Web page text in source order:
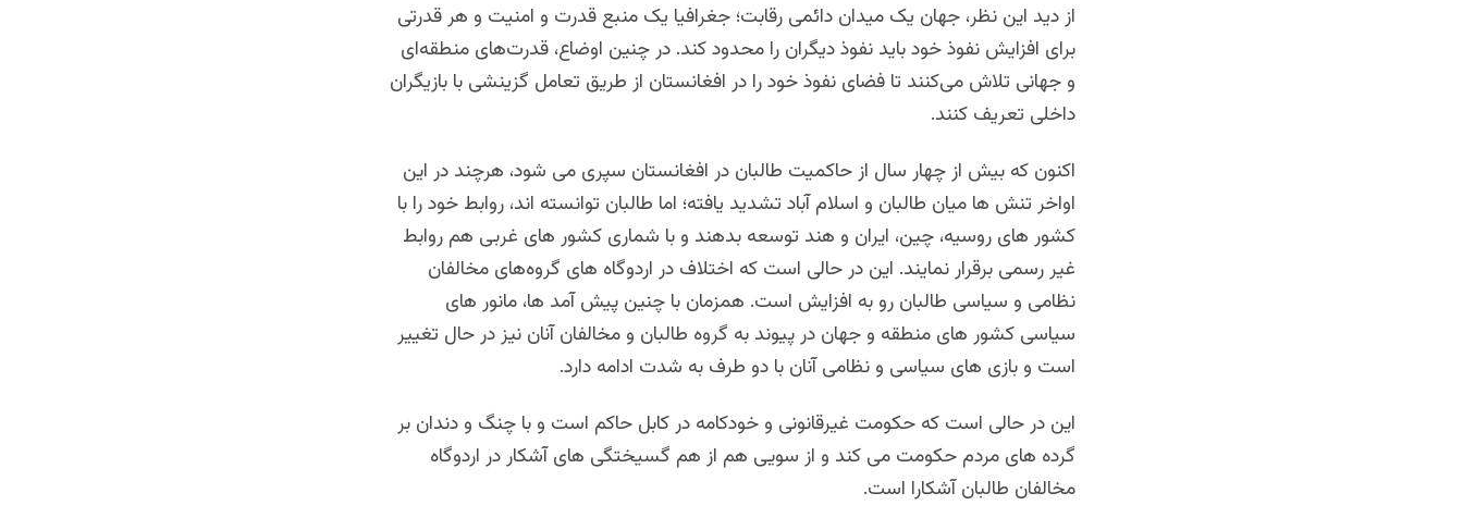
از دید این نظر، جهان یک میدان دائمی رقابت؛ جغرافیا یک منبع قدرت و امنیت و هر قدرتی
برای افزایش نفوذ خود باید نفوذ دیگران را محدود کند. در چنین اوضاع، قدرت‌های منطقه‌ای
و جهانی تلاش می‌کنند تا فضای نفوذ خود را در افغانستان از طریق تعامل گزینشی با بازیگران
داخلی تعریف کنند.
اکنون که بیش از چهار سال از حاکمیت طالبان در افغانستان سپری می شود، هرچند در این
اواخر تنش ها میان طالبان و اسلام آباد تشدید یافته؛ اما طالبان توانسته اند، روابط خود را با
کشور های روسیه، چین، ایران و هند توسعه بدهند و با شماری کشور های غربی هم روابط
غیر رسمی برقرار نمایند. این در حالی است که اختلاف در اردوگاه های گروه‌های مخالفان
نظامی و سیاسی طالبان رو به افزایش است. همزمان با چنین پیش آمد ها، مانور های
سیاسی کشور های منطقه و جهان در پیوند به گروه طالبان و مخالفان آنان نیز در حال تغییر
است و بازی های سیاسی و نظامی آنان با دو طرف به شدت ادامه دارد.
این در حالی است که حکومت غیرقانونی و خودکامه در کابل حاکم است و با چنگ و دندان بر
گرده های مردم حکومت می کند و از سویی هم از هم گسیختگی های آشکار در اردوگاه
مخالفان طالبان آشکارا است.